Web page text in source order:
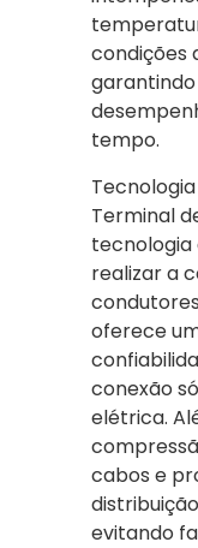
condições
tempo.
Terminal
realizar a
oferece
conexão
elétrica.
cabos e
evitando